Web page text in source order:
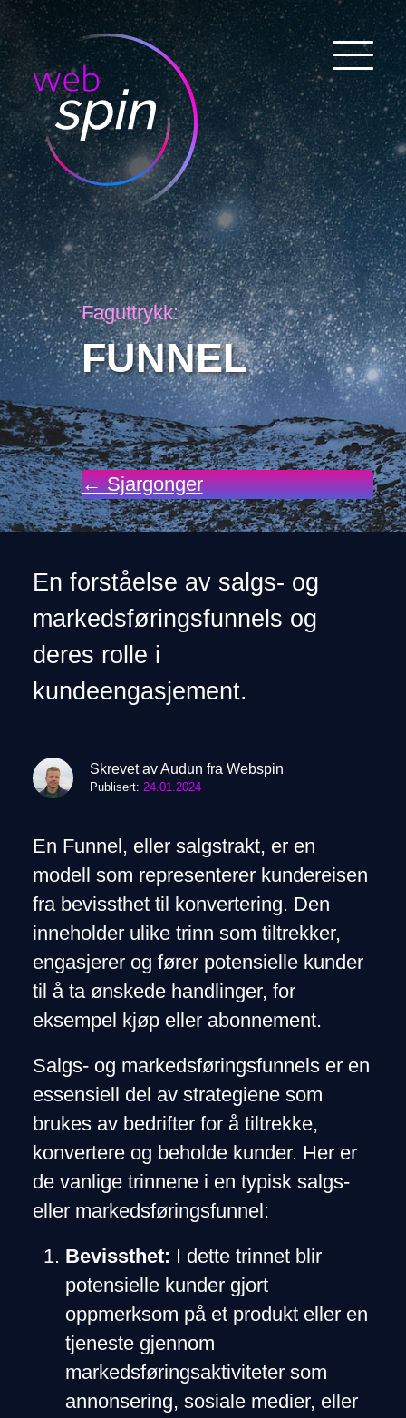
Faguttrykk:
FUNNEL
← Sjargonger
En forståelse av salgs- og
markedsføringsfunnels og
deres rolle i
kundeengasjement.
Skrevet av Audun fra Webspin
Publisert: 24.01.2024
En Funnel, eller salgstrakt, er en
modell som representerer kundereisen
fra bevissthet til konvertering. Den
inneholder ulike trinn som tiltrekker,
engasjerer og fører potensielle kunder
til å ta ønskede handlinger, for
eksempel kjøp eller abonnement.
Salgs- og markedsføringsfunnels er en
essensiell del av strategiene som
brukes av bedrifter for å tiltrekke,
konvertere og beholde kunder. Her er
de vanlige trinnene i en typisk salgs-
eller markedsføringsfunnel:
Bevissthet: I dette trinnet blir
potensielle kunder gjort
oppmerksom på et produkt eller en
tjeneste gjennom
markedsføringsaktiviteter som
annonsering, sosiale medier, eller